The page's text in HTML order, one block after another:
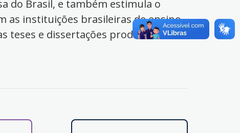
do Brasil, e também estimula o
as instituições brasileiras de ensino
teses e dissertações produzidas no